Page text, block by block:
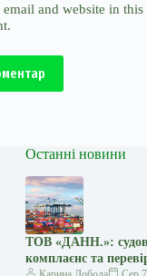
email and website in
Останні новини
ТОВ «ДАНН.»:
комплаєнс та